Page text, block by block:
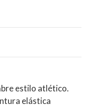
estilo atlético.
elástica